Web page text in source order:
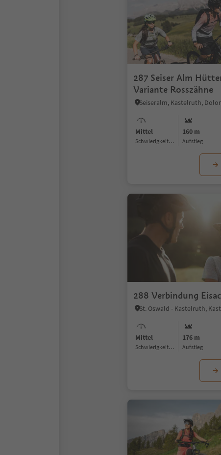
287 Seiser Alm
Variante Rosszähne
Mittel
Schwierigkeitsgrad
160 m
Aufstieg
288 Verbindung
Mittel
Schwierigkeitsgrad
176 m
Aufstieg